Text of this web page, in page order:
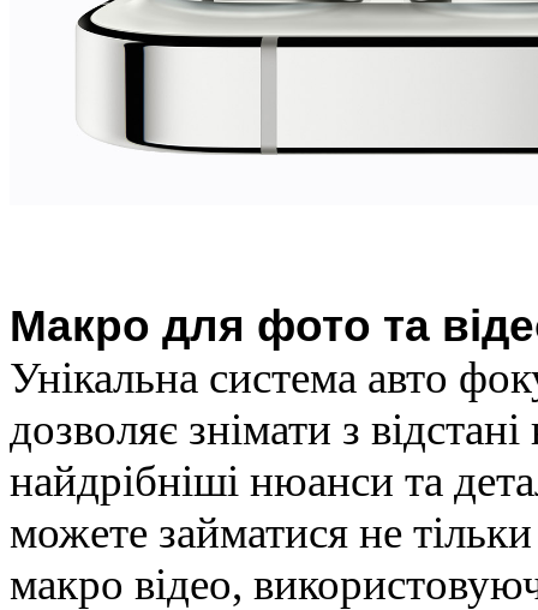
Макро для фото та
Унікальна система авто
дозволяє знімати з
найдрібніші нюанси та
можете займатися не
макро відео,